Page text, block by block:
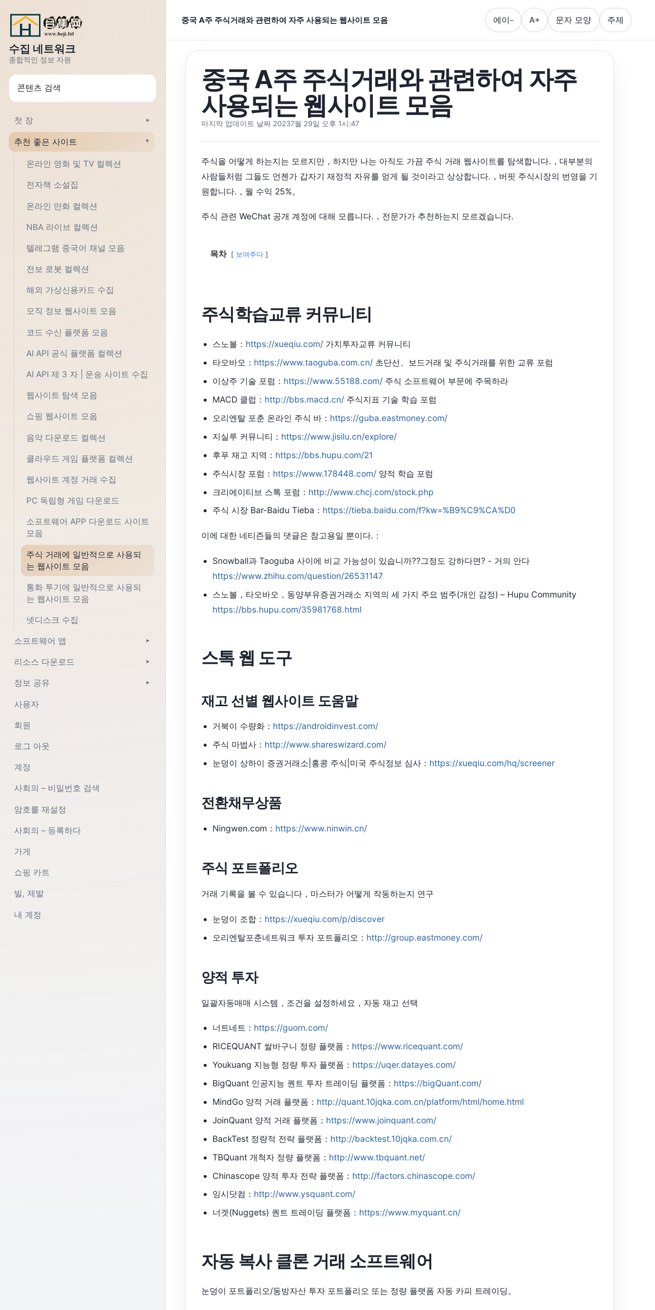
수집 네트워크
종합적인 정보 자원
찾다
첫 장 ▾
추천 좋은 사이트 ▾
온라인 영화 및 TV 컬렉션
전자책 소설집
온라인 만화 컬렉션
NBA 라이브 컬렉션
텔레그램 중국어 채널 모음
전보 로봇 컬렉션
해외 가상신용카드 수집
모직 정보 웹사이트 모음
코드 수신 플랫폼 모음
AI API 공식 플랫폼 컬렉션
AI API 제 3 자 | 운송 사이트 수집
웹사이트 탐색 모음
쇼핑 웹사이트 모음
음악 다운로드 컬렉션
클라우드 게임 플랫폼 컬렉션
웹사이트 계정 거래 수집
PC 독립형 게임 다운로드
소프트웨어 APP 다운로드 사이트
모음
주식 거래에 일반적으로 사용되
는 웹사이트 모음
통화 투기에 일반적으로 사용되
는 웹사이트 모음
넷디스크 수집
소프트웨어 앱 ▾
리소스 다운로드 ▾
정보 공유 ▾
사용자
회원
로그 아웃
계정
사회의 – 비밀번호 검색
암호를 재설정
사회의 – 등록하다
가게
쇼핑 카트
빌, 제발
내 계정
중국 A주 주식거래와 관련하여 자주 사용되는 웹사이트 모음 에이- A+ 문자 모양 주제
중국 A주 주식거래와 관련하여 자주
사용되는 웹사이트 모음
마지막 업데이트 날짜 20237월 29일 오후 1시:47
주식을 어떻게 하는지는 모르지만，하지만 나는 아직도 가끔 주식 거래 웹사이트를 탐색합니다.，대부분의
사람들처럼 그들도 언젠가 갑자기 재정적 자유를 얻게 될 것이라고 상상합니다.，버핏 주식시장의 번영을 기
원합니다.，월 수익 25%。
주식 관련 WeChat 공개 계정에 대해 모릅니다.，전문가가 추천하는지 모르겠습니다.
목차 보여주다
주식학습교류 커뮤니티
스노볼： https://xueqiu.com/ 가치투자교류 커뮤니티
타오바오： https://www.taoguba.com.cn/ 초단선、보드거래 및 주식거래를 위한 교류 포럼
이상주 기술 포럼： https://www.55188.com/ 주식 소프트웨어 부문에 주목하라
MACD 클럽： http://bbs.macd.cn/ 주식지표 기술 학습 포럼
오리엔탈 포춘 온라인 주식 바： https://guba.eastmoney.com/
지실루 커뮤니티： https://www.jisilu.cn/explore/
후푸 재고 지역： https://bbs.hupu.com/21
주식시장 포럼： https://www.178448.com/ 양적 학습 포럼
크리에이티브 스톡 포럼： http://www.chcj.com/stock.php
주식 시장 Bar-Baidu Tieba： https://tieba.baidu.com/f?kw=%B9%C9%CA%D0
이에 대한 네티즌들의 댓글은 참고용일 뿐이다.：
Snowball과 Taoguba 사이에 비교 가능성이 있습니까??그정도 강하다면? - 거의 안다
https://www.zhihu.com/question/26531147
스노볼，타오바오，동양부유증권거래소 지역의 세 가지 주요 범주(개인 감정) – Hupu Community
https://bbs.hupu.com/35981768.html
스톡 웹 도구
재고 선별 웹사이트 도움말
거북이 수량화： https://androidinvest.com/
주식 마법사： http://www.shareswizard.com/
눈덩이 상하이 증권거래소|홍콩 주식|미국 주식정보 심사： https://xueqiu.com/hq/screener
전환채무상품
Ningwen.com： https://www.ninwin.cn/
주식 포트폴리오
거래 기록을 볼 수 있습니다，마스터가 어떻게 작동하는지 연구
눈덩이 조합： https://xueqiu.com/p/discover
오리엔탈포춘네트워크 투자 포트폴리오： http://group.eastmoney.com/
양적 투자
일괄자동매매 시스템，조건을 설정하세요，자동 재고 선택
너트네트： https://guorn.com/
RICEQUANT 쌀바구니 정량 플랫폼： https://www.ricequant.com/
Youkuang 지능형 정량 투자 플랫폼： https://uqer.datayes.com/
BigQuant 인공지능 퀀트 투자 트레이딩 플랫폼： https://bigQuant.com/
MindGo 양적 거래 플랫폼： http://quant.10jqka.com.cn/platform/html/home.html
JoinQuant 양적 거래 플랫폼： https://www.joinquant.com/
BackTest 정량적 전략 플랫폼： http://backtest.10jqka.com.cn/
TBQuant 개척자 정량 플랫폼： http://www.tbquant.net/
Chinascope 양적 투자 전략 플랫폼： http://factors.chinascope.com/
잉시닷컴： http://www.ysquant.com/
너겟(Nuggets) 퀀트 트레이딩 플랫폼： https://www.myquant.cn/
자동 복사 클론 거래 소프트웨어
눈덩이 포트폴리오/동방자산 투자 포트폴리오 또는 정량 플랫폼 자동 카피 트레이딩。